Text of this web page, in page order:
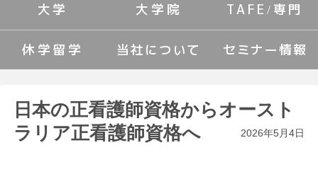
大学 大学院 TAFE/専門
休学留学 当社について セミナー情報
日本の正看護師資格からオースト
ラリア正看護師資格へ
2026年5月4日